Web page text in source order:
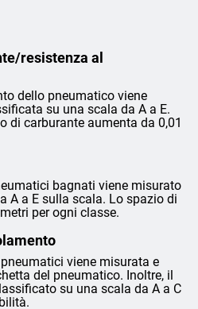
resistenza al
dello pneumatico viene
su una scala da A a E.
di carburante aumenta da 0,01
bagnati viene misurato
A a E sulla scala. Lo spazio di
per ogni classe.
viene misurata e
del pneumatico. Inoltre, il
su una scala da A a C